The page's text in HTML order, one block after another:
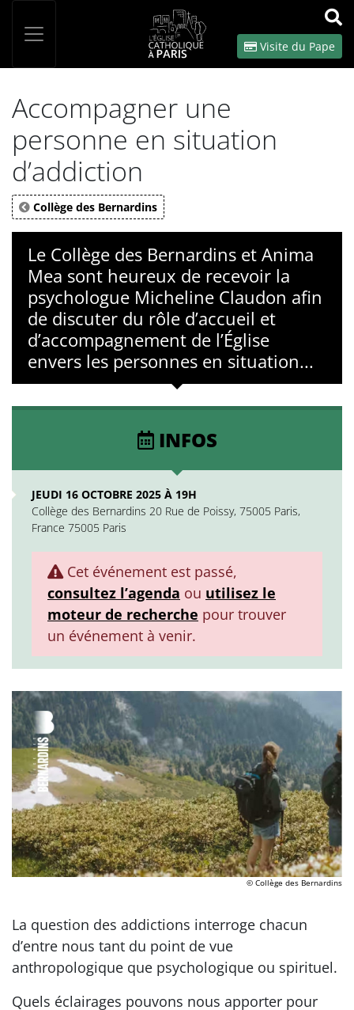
OK
Visite du Pape
Accompagner une
personne en situation
d’addiction
Collège des Bernardins
Le Collège des Bernardins et Anima
Mea sont heureux de recevoir la
psychologue Micheline Claudon afin
de discuter du rôle d’accueil et
d’accompagnement de l’Église
envers les personnes en situation...
INFOS
JEUDI 16 OCTOBRE 2025 À 19H
Collège des Bernardins 20 Rue de Poissy, 75005 Paris,
France 75005 Paris
Cet événement est passé,
consultez l’agenda ou utilisez le
moteur de recherche pour trouver
un événement à venir.
© Collège des Bernardins
La question des addictions interroge chacun
d’entre nous tant du point de vue
anthropologique que psychologique ou spirituel.
Quels éclairages pouvons nous apporter pour
Panneau de gestion des cookies